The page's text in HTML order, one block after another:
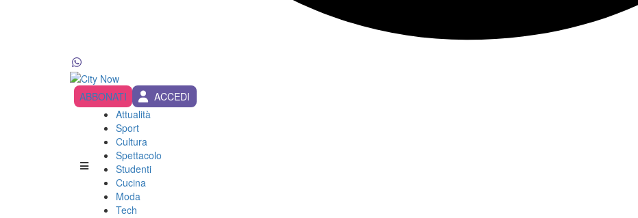
ABBONATI
ACCEDI
Attualità
Sport
Cultura
Spettacolo
Studenti
Cucina
Moda
Tech